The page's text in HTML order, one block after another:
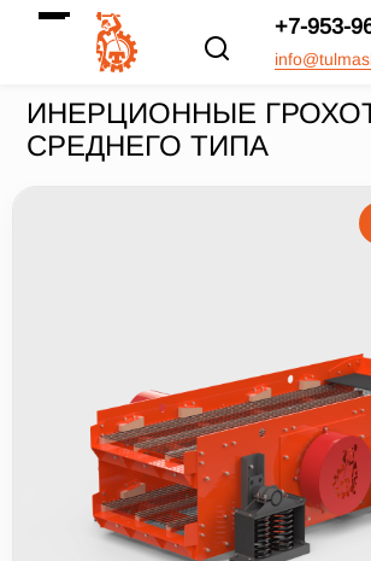
+7-953-
3 4
Производительность, т/ч
ИНЕРЦИОННЫЕ
СРЕДНЕГО ТИПА